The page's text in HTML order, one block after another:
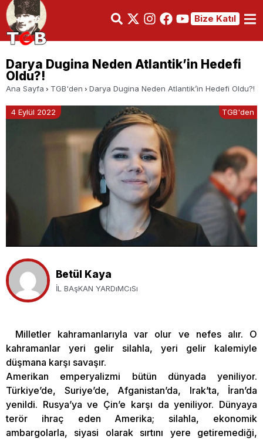
Bize Katıl
Darya Dugina Neden Atlantik’in Hedefi
Oldu?!
Ana Sayfa TGB'den Darya Dugina Neden Atlantik’in Hedefi Oldu?!
4 Eylül 2022 TGB'den
Betül Kaya
İL BAşKAN YARDıMCıSı
Milletler kahramanlarıyla var olur ve nefes alır. O
kahramanlar yeri gelir silahla, yeri gelir kalemiyle
düşmana karşı savaşır.
Amerikan emperyalizmi bütün dünyada yeniliyor.
Türkiye’de, Suriye’de, Afganistan’da, Irak’ta, İran’da
yenildi. Rusya’ya ve Çin’e karşı da yeniliyor. Dünyaya
terör ihraç eden Amerika; silahla, ekonomik
ambargolarla, siyasi olarak sırtını yere getiremediği,